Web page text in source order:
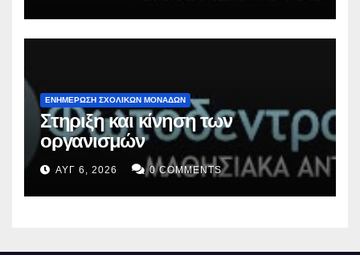
ΕΝΗΜΕΡΩΣΗ ΣΧΟΛΙΚΩΝ ΜΟΝΑΔΩΝ
Στηριξη και κίνηση των
οργανισμών
ΑΥΓ 6, 2026 0 COMMENTS